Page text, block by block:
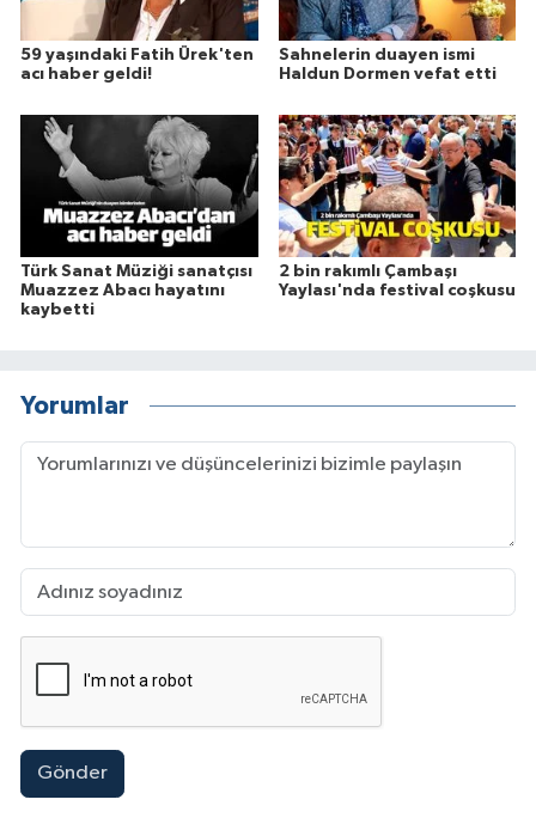
59 yaşındaki Fatih Ürek'ten
acı haber geldi!
Sahnelerin duayen ismi
Haldun Dormen vefat etti
Türk Sanat Müziği sanatçısı
Muazzez Abacı hayatını
kaybetti
2 bin rakımlı Çambaşı
Yaylası'nda festival coşkusu
Yorumlar
Gönder